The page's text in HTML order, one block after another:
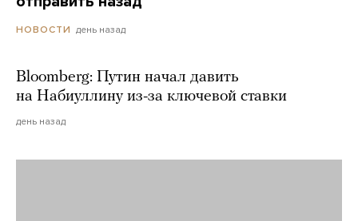
НОВОСТИ день назад
Bloomberg: Путин начал давить
на Набиуллину из-за ключевой ставки
день назад